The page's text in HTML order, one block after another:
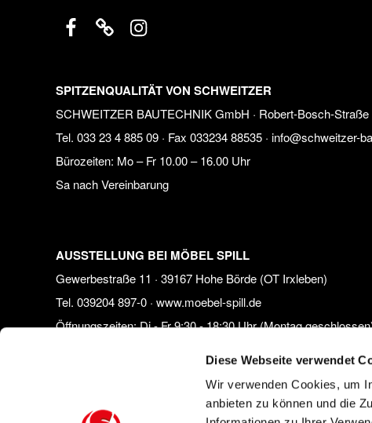
Diese Webseite verwendet
Wir verwenden Cookies, um
anbieten zu können und die
SPITZENQUALITÄT VON SCHWEITZER
SCHWEITZER BAUTECHNIK GmbH · Robert-Bosch-Straße
Tel. 033 23 4 885 09 · Fax 033234 88535 · info@schweitzer-
Bürozeiten: Mo – Fr 10.00 – 16.00 Uhr
Sa nach Vereinbarung
AUSSTELLUNG BEI MÖBEL SPILL
Gewerbestraße 11 · 39167 Hohe Börde (OT Irxleben)
Tel. 039204 897-0 · www.moebel-spill.de
Öffnungszeiten: Di - Fr 9:30 - 18:30 Uhr (Montag